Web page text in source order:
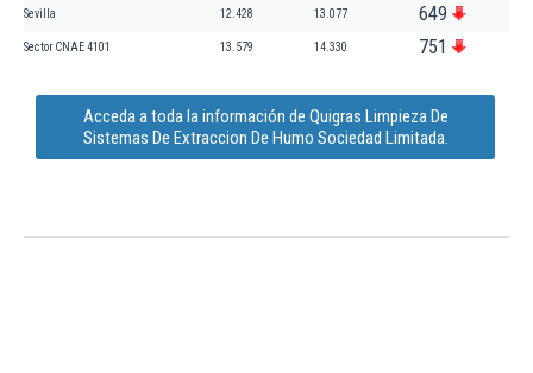
Sevilla 12.428 13.077 649
Sector CNAE 4101 13.579 14.330 751
Acceda a toda la información de Quigras Limpieza De
Sistemas De Extraccion De Humo Sociedad Limitada.